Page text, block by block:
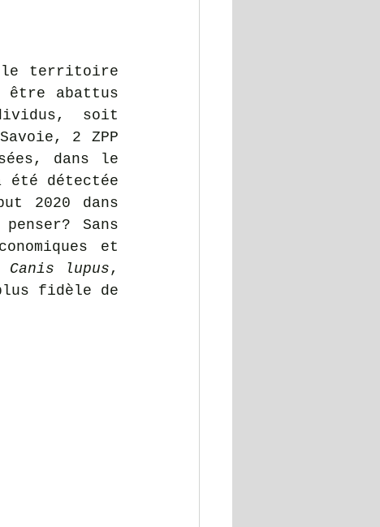
le territoire
être abattus
soit
2 ZPP
dans le
été détectée
2020 dans
Sans
et
Canis lupus,
fidèle de